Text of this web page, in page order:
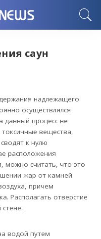
саун
надлежащего
осуществлялся
данный процесс не
токсичные вещества,
к нулю
расположения
можно считать, что это
жар от камней
причем
Располагать отверстие
водой путем